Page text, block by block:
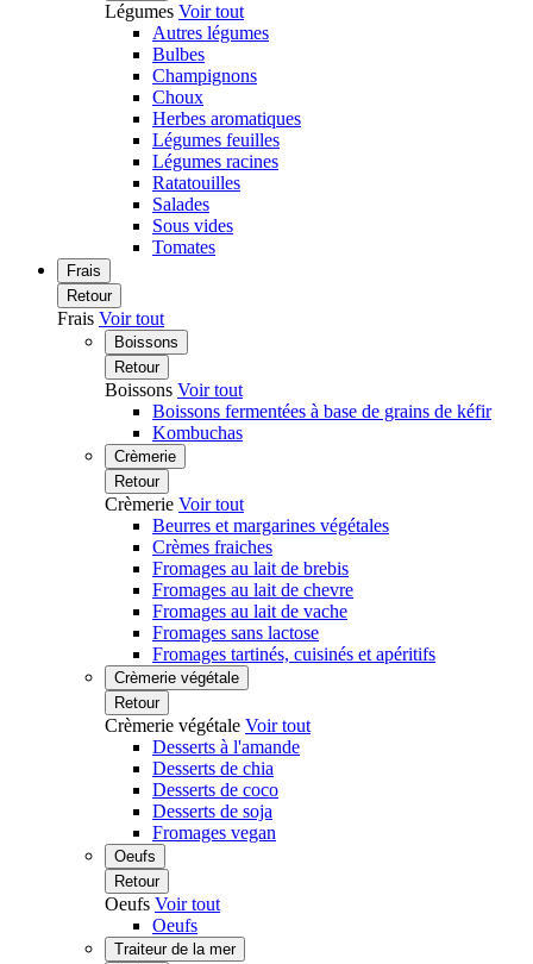
Légumes Voir tout
Autres légumes
Bulbes
Champignons
Choux
Herbes aromatiques
Légumes feuilles
Légumes racines
Ratatouilles
Salades
Sous vides
Tomates
Frais
Retour
Frais Voir tout
Boissons
Retour
Boissons Voir tout
Boissons fermentées à base de grains de kéfir
Kombuchas
Crèmerie
Retour
Crèmerie Voir tout
Beurres et margarines végétales
Crèmes fraiches
Fromages au lait de brebis
Fromages au lait de chevre
Fromages au lait de vache
Fromages sans lactose
Fromages tartinés, cuisinés et apéritifs
Crèmerie végétale
Retour
Crèmerie végétale Voir tout
Desserts à l'amande
Desserts de chia
Desserts de coco
Desserts de soja
Fromages vegan
Oeufs
Retour
Oeufs Voir tout
Oeufs
Traiteur de la mer